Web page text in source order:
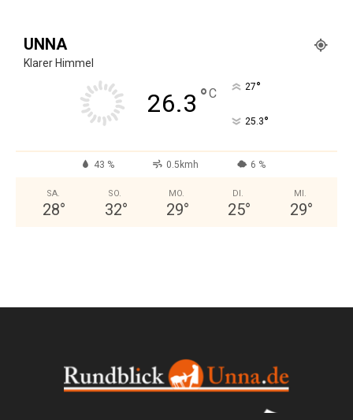
UNNA
Klarer Himmel
26.3 °C 27°
25.3°
43 % 0.5kmh 6 %
SA.
28°
SO.
32°
MO.
29°
DI.
25°
MI.
29°